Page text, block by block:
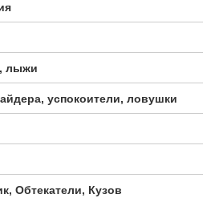
лыжи
успокоители, ловушки
Обтекатели, Кузов